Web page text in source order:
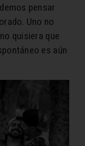
pensar
Uno no
quisiera que
es aún